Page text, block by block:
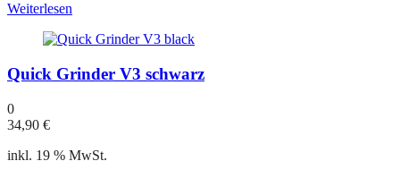
Weiterlesen
Quick Grinder V3 schwarz
0
34,90 €
inkl. 19 % MwSt.